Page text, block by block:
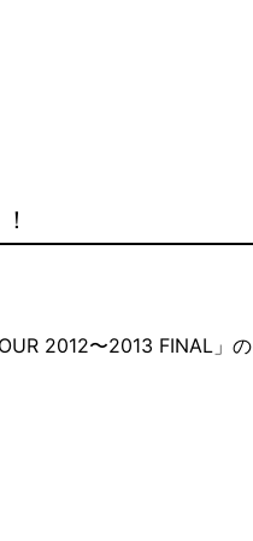
2012〜2013 FINAL」の